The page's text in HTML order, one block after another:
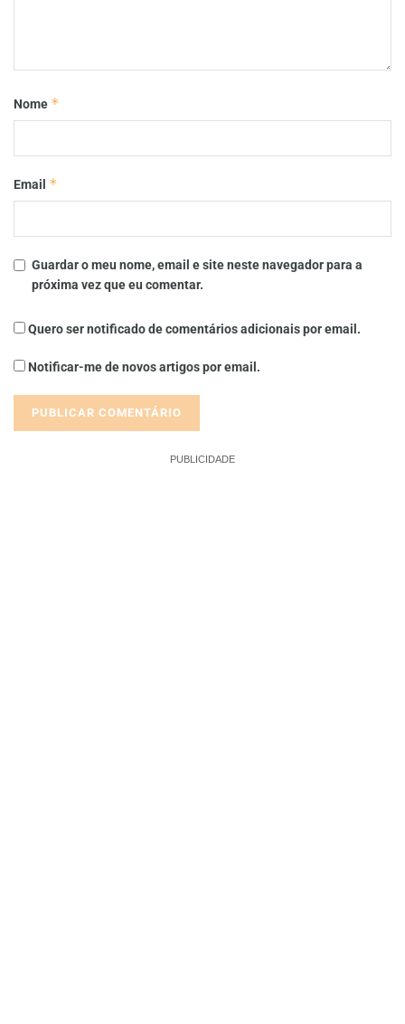
Nome *
Email *
Guardar o meu nome, email e site neste navegador para a
próxima vez que eu comentar.
Quero ser notificado de comentários adicionais por email.
Notificar-me de novos artigos por email.
PUBLICIDADE